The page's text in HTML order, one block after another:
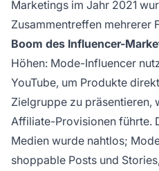
Marketings im Jahr 2021
Zusammentreffen mehrerer
Boom des Influencer-
Höhen: Mode-Influencer
YouTube, um Produkte
Zielgruppe zu präsentieren,
Affiliate-Provisionen führte.
Medien wurde nahtlos;
shoppable Posts und